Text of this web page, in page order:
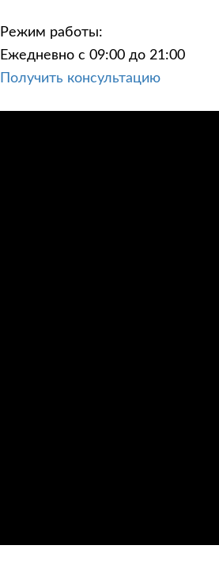
Режим работы:
Ежедневно с 09:00 до 21:00
Получить консультацию